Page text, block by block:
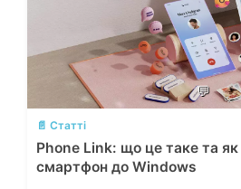
💬
📄 Статті
Phone Link: що це таке та як
смартфон до Windows